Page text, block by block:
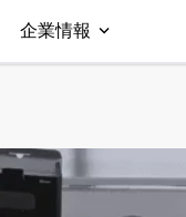
企業情報